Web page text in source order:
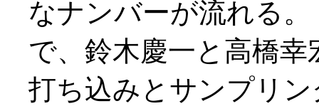
なナンバーが流れる。
で、鈴木慶一と高橋
打ち込みとサンプリ